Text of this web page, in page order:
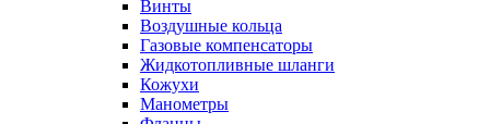
Винты
Воздушные кольца
Газовые компенсаторы
Жидкотопливные шланги
Кожухи
Манометры